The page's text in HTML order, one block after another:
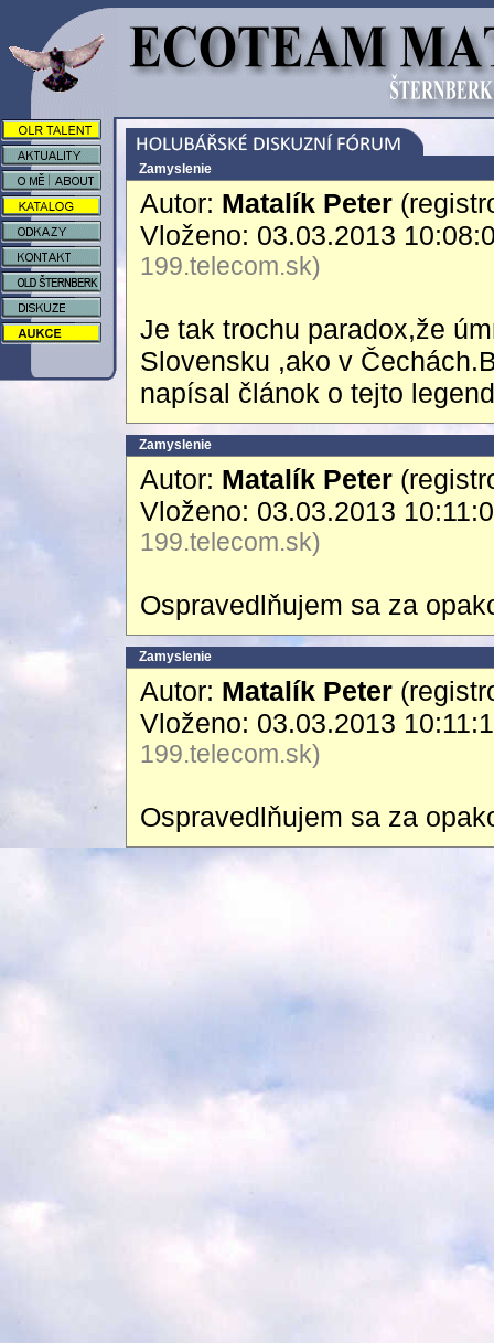
Zamyslenie
Autor: Matalík Peter
Vloženo: 03.03.2013
199.telecom.sk)
Je tak trochu paradox,že
Slovensku ,ako v
napísal článok o tejto
Zamyslenie
Autor: Matalík Peter
Vloženo: 03.03.2013
199.telecom.sk)
Ospravedlňujem sa za
Zamyslenie
Autor: Matalík Peter
Vloženo: 03.03.2013
199.telecom.sk)
Ospravedlňujem sa za